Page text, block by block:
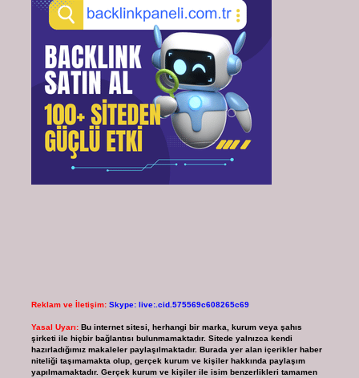
Reklam ve İletişim: Skype: live:.cid.575569c608265c69
Yasal Uyarı: Bu internet sitesi, herhangi bir marka, kurum veya şahıs
şirketi ile hiçbir bağlantısı bulunmamaktadır. Sitede yalnızca kendi
hazırladığımız makaleler paylaşılmaktadır. Burada yer alan içerikler haber
niteliği taşımamakta olup, gerçek kurum ve kişiler hakkında paylaşım
yapılmamaktadır. Gerçek kurum ve kişiler ile isim benzerlikleri tamamen